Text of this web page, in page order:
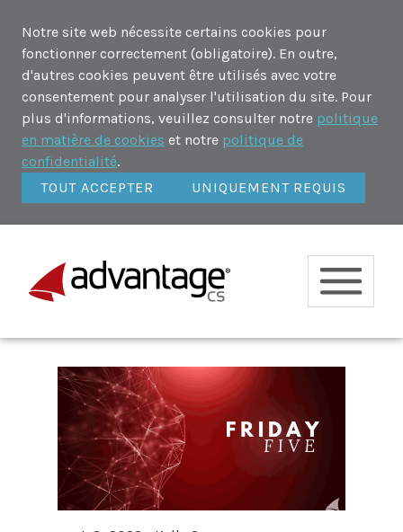
Notre site web nécessite certains cookies pour
fonctionner correctement (obligatoire). En outre,
d'autres cookies peuvent être utilisés avec votre
consentement pour analyser l'utilisation du site. Pour
plus d'informations, veuillez consulter notre politique
en matière de cookies et notre politique de
confidentialité.
TOUT ACCEPTER
UNIQUEMENT REQUIS